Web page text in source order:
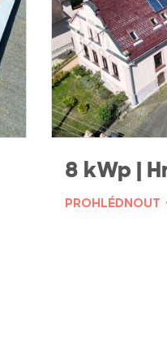
8 kWp |
PROHLÉDNOUT